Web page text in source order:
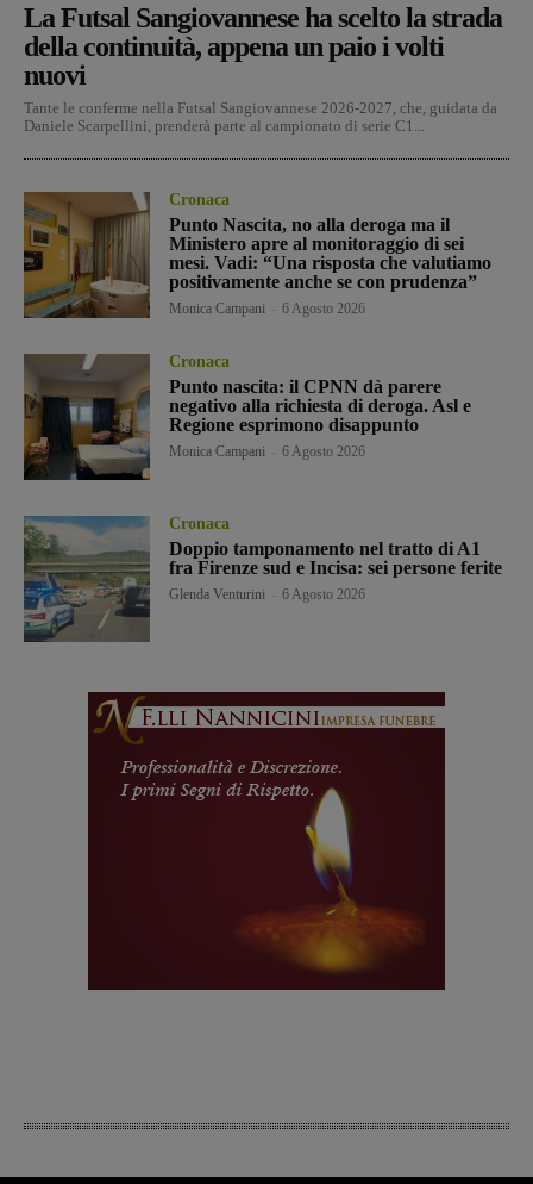
La Futsal Sangiovannese ha scelto la strada
della continuità, appena un paio i volti
nuovi
Tante le conferme nella Futsal Sangiovannese 2026-2027, che, guidata da
Daniele Scarpellini, prenderà parte al campionato di serie C1...
Cronaca
Punto Nascita, no alla deroga ma il
Ministero apre al monitoraggio di sei
mesi. Vadi: “Una risposta che valutiamo
positivamente anche se con prudenza”
Monica Campani 6 Agosto 2026
Cronaca
Punto nascita: il CPNN dà parere
negativo alla richiesta di deroga. Asl e
Regione esprimono disappunto
Monica Campani 6 Agosto 2026
Cronaca
Doppio tamponamento nel tratto di A1
fra Firenze sud e Incisa: sei persone ferite
Glenda Venturini 6 Agosto 2026